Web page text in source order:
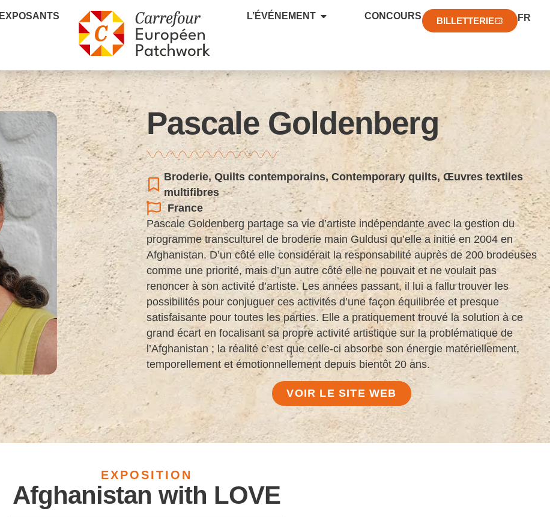
EXPOSANTS L’ÉVÉNEMENT CONCOURS BILLETTERIE FR
DE
Pascale Goldenberg
Broderie, Quilts contemporains, Contemporary quilts,Œuvres textiles
multifibres
France
Pascale Goldenberg partage sa vie d’artiste indépendante avec la gestion du
programme transculturel de broderie main Guldusi qu’elle a initié en 2004 en
Afghanistan. D’un côté elle considérait la responsabilité auprès de 200 brodeuses
comme une priorité, mais d’un autre côté elle ne pouvait et ne voulait pas
renoncer à son activité d’artiste. Les années passant, il lui a fallu trouver les
possibilités pour conjuguer ces activités d’une façon équilibrée et presque
satisfaisante pour toutes les parties. Elle a pratiquement trouvé la solution à ce
grand écart en focalisant sa propre activité artistique sur la problématique de
l’Afghanistan ; la réalité c’est que celle-ci absorbe son énergie matériellement,
temporellement et émotionnellement depuis bientôt 20 ans.
VOIR LE SITE WEB
EXPOSITION
Afghanistan with LOVE